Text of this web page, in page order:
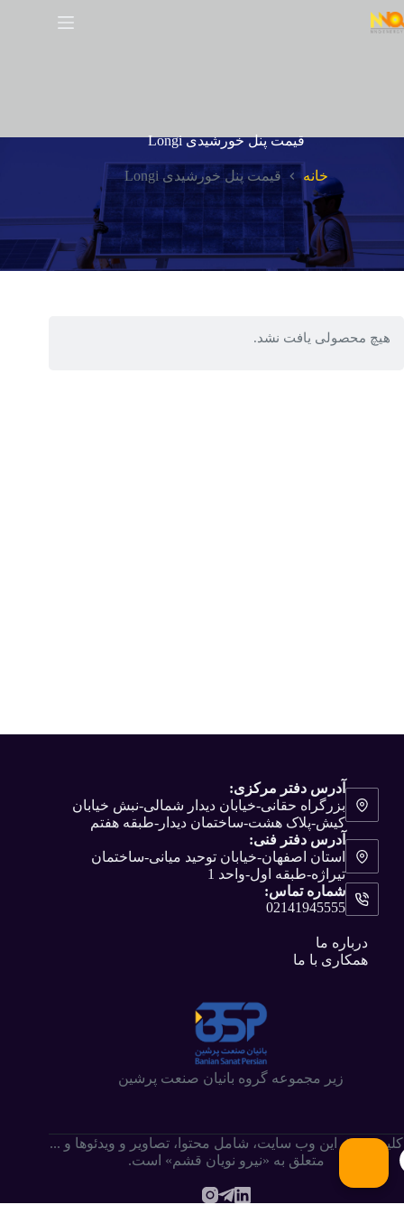
قیمت پنل خورشیدی Longi
خانه قیمت پنل خورشیدی Longi
هیچ محصولی یافت نشد.
آدرس دفتر مرکزی:
بزرگراه حقانی-خیابان دیدار شمالی-نبش خیابان
کیش-پلاک هشت-ساختمان دیدار-طبقه هفتم
آدرس دفتر فنی:
استان اصفهان-خیابان توحید میانی-ساختمان
تیراژه-طبقه اول-واحد 1
شماره تماس:
02141945555
درباره ما
همکاری با ما
زیر مجموعه گروه بانیان صنعت پرشین
کلیه حقوق این وب سایت،‌ شامل محتوا، تصاویر و ویدئوها و ...
متعلق به «نیرو نویان قشم» است.